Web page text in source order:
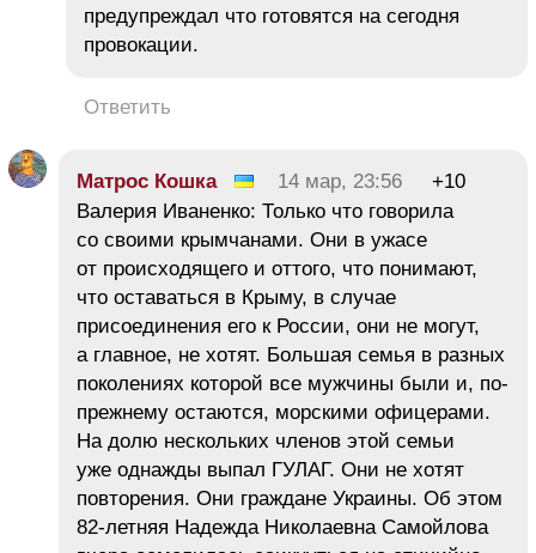
предупреждал что готовятся на сегодня
провокации.
Ответить
Матрос Кошка 14 мар, 23:56
+10
Валерия Иваненко: Только что говорила
со своими крымчанами. Они в ужасе
от происходящего и оттого, что понимают,
что оставаться в Крыму, в случае
присоединения его к России, они не могут,
а главное, не хотят. Большая семья в разных
поколениях которой все мужчины были и, по-
прежнему остаются, морскими офицерами.
На долю нескольких членов этой семьи
уже однажды выпал ГУЛАГ. Они не хотят
повторения. Они граждане Украины. Об этом
82-летняя Надежда Николаевна Самойлова